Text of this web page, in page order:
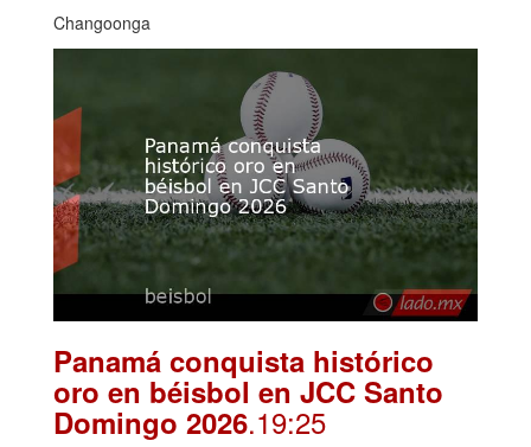
Changoonga
Panamá conquista histórico
oro en béisbol en JCC Santo
Domingo 2026.19:25